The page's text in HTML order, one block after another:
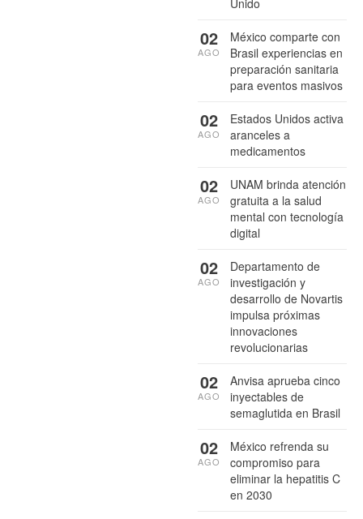
Unido
México comparte con
Brasil experiencias en
preparación sanitaria
para eventos masivos
02
AGO
Estados Unidos activa
aranceles a
medicamentos
02
AGO
UNAM brinda atención
gratuita a la salud
mental con tecnología
digital
02
AGO
Departamento de
investigación y
desarrollo de Novartis
impulsa próximas
innovaciones
revolucionarias
02
AGO
Anvisa aprueba cinco
inyectables de
semaglutida en Brasil
02
AGO
México refrenda su
compromiso para
eliminar la hepatitis C
en 2030
02
AGO